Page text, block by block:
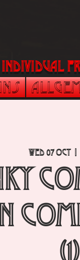
individual
Wed 07 Oct
  |
(1)